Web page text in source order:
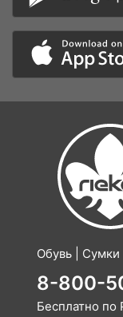
Обувь | Сумки
8-800-
Бесплатно по